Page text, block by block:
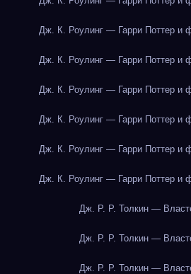
Дж. К. Роулинг — Гарри Поттер и
Дж. К. Роулинг — Гарри Поттер и
Дж. К. Роулинг — Гарри Поттер и
Дж. К. Роулинг — Гарри Поттер и
Дж. К. Роулинг — Гарри Поттер и
Дж. К. Роулинг — Гарри Поттер и
Дж. Р. Р. Толкин —
Дж. Р. Р. Толкин —
Дж. Р. Р. Толкин —